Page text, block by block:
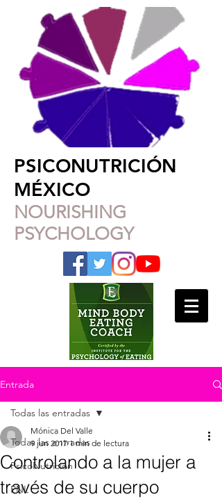
PSICONUTRICIÓN
MÉXICO
NOURISHING
PSYCHOLOGY
Entrada
Todas las entradas
PsicoNutrición
PNL
Todas las entradas
Controlando a la mujer a
través de su cuerpo
Mónica Del Valle
9 jun 2017 1 min de lectura